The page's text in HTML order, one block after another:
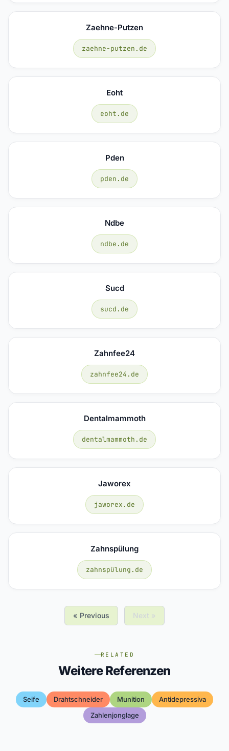
Zaehne-Putzen
zaehne-putzen.de
Eoht
eoht.de
Pden
pden.de
Ndbe
ndbe.de
Sucd
sucd.de
Zahnfee24
zahnfee24.de
Dentalmammoth
dentalmammoth.de
Jaworex
jaworex.de
Zahnspülung
zahnspülung.de
« Previous Next »
RELATED
Weitere Referenzen
Seife Drahtschneider Munition
Antidepressiva
Zahlenjonglage